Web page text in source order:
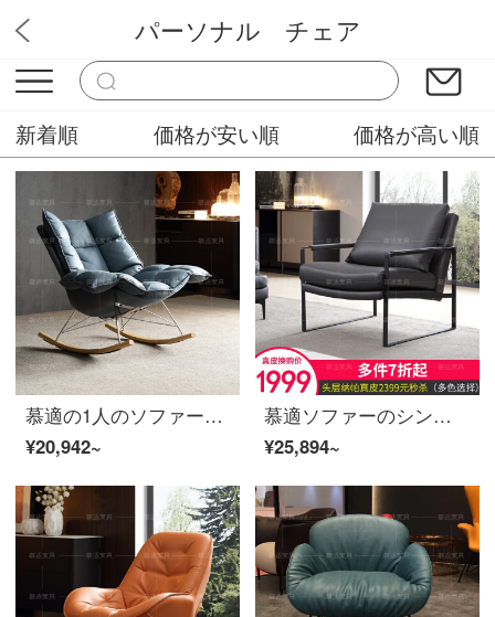
村上木工
パーソナル チェア
新着順 価格が安い順 価格が高い順
慕適の1人のソファーの科学技術布の怠け者のソファーの椅子北欧の極簡単な小型の部屋型のレジャーの寝椅子の科学技術の布のシングルの椅子
¥20,942~
慕適ソファーのシングルソファーと北欧の本革ソファと小さなソファとカジュアルソファーのシングル位鉄芸商談寝室ソファのソファを秒殺49啜ソファーと深灰色のダウンジャケットのナパ皮シングルチェア（軽贅沢金属棚）
¥25,894~